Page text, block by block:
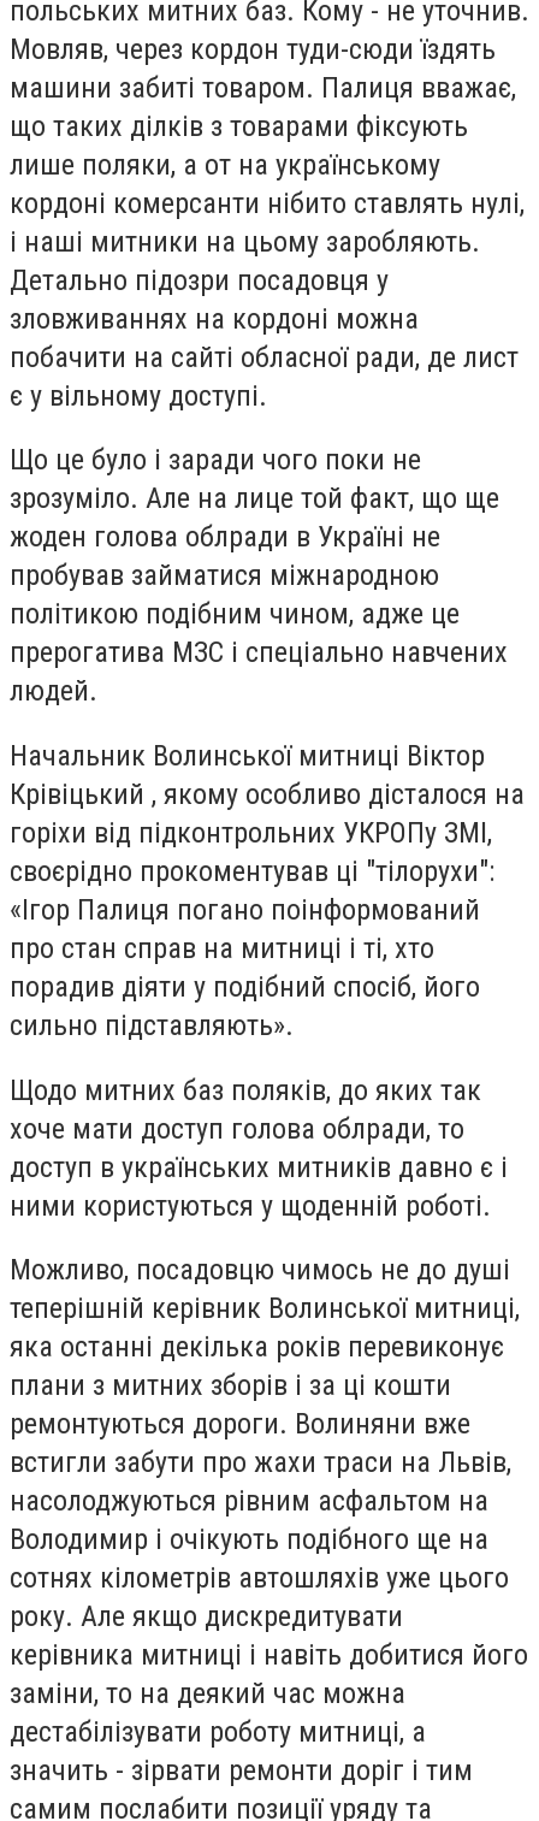
польських митних баз. Кому - не уточнив.
Мовляв, через кордон туди-сюди їздять
машини забиті товаром. Палиця вважає,
що таких ділків з товарами фіксують
лише поляки, а от на українському
кордоні комерсанти нібито ставлять нулі,
і наші митники на цьому заробляють.
Детально підозри посадовця у
зловживаннях на кордоні можна
побачити на сайті обласної ради, де лист
є у вільному доступі.
Що це було і заради чого поки не
зрозуміло. Але на лице той факт, що ще
жоден голова облради в Україні не
пробував займатися міжнародною
політикою подібним чином, адже це
прерогатива МЗС і спеціально навчених
людей.
Начальник Волинської митниці Віктор
Крівіцький , якому особливо дісталося на
горіхи від підконтрольних УКРОПу ЗМІ,
своєрідно прокоментував ці "тілорухи":
«Ігор Палиця погано поінформований
про стан справ на митниці і ті, хто
порадив діяти у подібний спосіб, його
сильно підставляють».
Щодо митних баз поляків, до яких так
хоче мати доступ голова облради, то
доступ в українських митників давно є і
ними користуються у щоденній роботі.
Можливо, посадовцю чимось не до душі
теперішній керівник Волинської митниці,
яка останні декілька років перевиконує
плани з митних зборів і за ці кошти
ремонтуються дороги. Волиняни вже
встигли забути про жахи траси на Львів,
насолоджуються рівним асфальтом на
Володимир і очікують подібного ще на
сотнях кілометрів автошляхів уже цього
року. Але якщо дискредитувати
керівника митниці і навіть добитися його
заміни, то на деякий час можна
дестабілізувати роботу митниці, а
значить - зірвати ремонти доріг і тим
самим послабити позиції уряду та